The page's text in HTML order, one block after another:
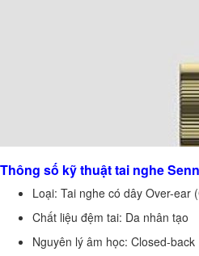
Thông số kỹ thuật tai nghe
Loại: Tai nghe có dây Over-ear
Chất liệu đệm tai: Da nhân tạo
Nguyên lý âm học: Closed-back